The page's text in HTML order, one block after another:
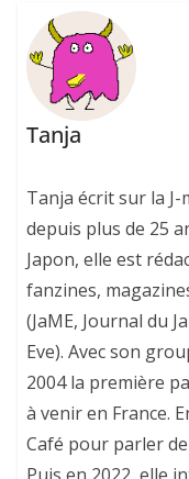
Tanja
Tanja écrit sur la J-
depuis plus de 25
Japon, elle est
fanzines,
(JaME, Journal du
Eve). Avec son
2004 la première
à venir en France.
Café pour parler